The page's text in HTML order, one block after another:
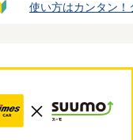
使い方はカンタン